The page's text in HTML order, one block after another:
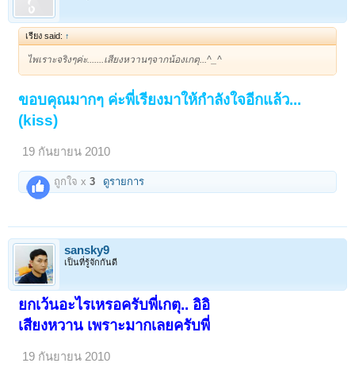
เรียง said: ↑
ไพเราะจริงๆค่ะ.......เสียงหวานๆจากน้องเกตุ...^_^
ขอบคุณมากๆ ค่ะพี่เรียงมาให้กำลังใจอีกแล้ว...
(kiss)
19 กันยายน 2010
ถูกใจ x3 ดูรายการ
sansky9
เป็นที่รู้จักกันดี
ยกเว้นอะไรเหรอครับพี่เกตุ.. อิอิ
เสียงหวาน เพราะมากเลยครับพี่
19 กันยายน 2010